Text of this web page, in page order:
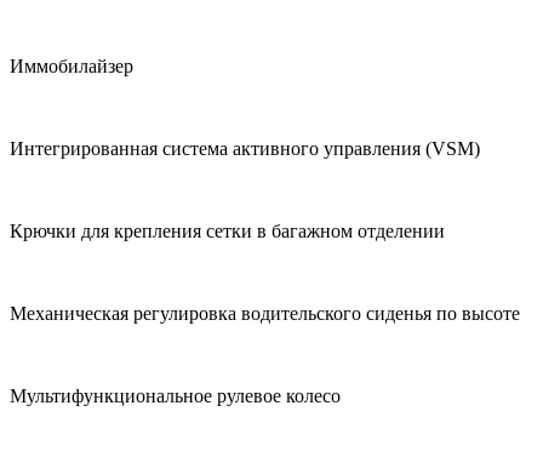
Иммобилайзер
Интегрированная система активного управления (VSM)
Крючки для крепления сетки в багажном отделении
Механическая регулировка водительского сиденья по высоте
Мультифункциональное рулевое колесо